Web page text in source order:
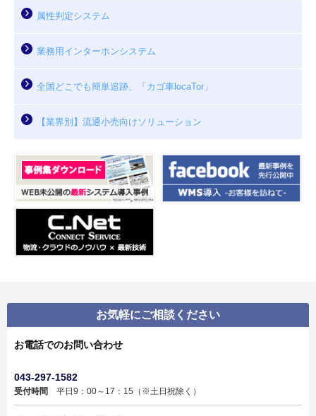
属性判定システム
業務用インターホンシステム
全国どこでも簡単追跡、「カゴ車locaTor」
【業界別】流通小売向けソリューション
お気軽にご相談ください
お電話でのお問い合わせ
043-297-1582
受付時間 平日9：00～17：15（※土日祝除く）